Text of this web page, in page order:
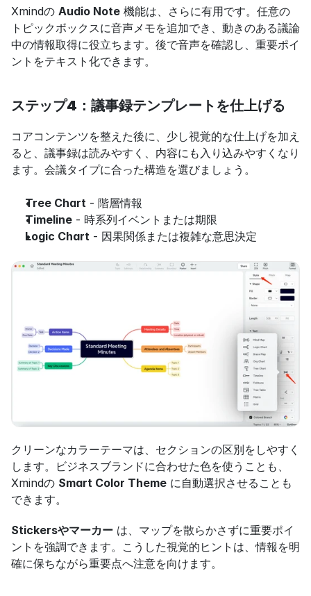
Xmindの Audio Note 機能は、さらに有用です。任意の
トピックボックスに音声メモを追加でき、動きのある議論
中の情報取得に役立ちます。後で音声を確認し、重要ポイ
ントをテキスト化できます。
ステップ4：議事録テンプレートを仕上げる
コアコンテンツを整えた後に、少し視覚的な仕上げを加え
ると、議事録は読みやすく、内容にも入り込みやすくなり
ます。会議タイプに合った構造を選びましょう。
Tree Chart - 階層情報
Timeline - 時系列イベントまたは期限
Logic Chart - 因果関係または複雑な意思決定
クリーンなカラーテーマは、セクションの区別をしやすく
します。ビジネスブランドに合わせた色を使うことも、
Xmindの Smart Color Theme に自動選択させることも
できます。
Stickersやマーカー は、マップを散らかさずに重要ポイ
ントを強調できます。こうした視覚的ヒントは、情報を明
確に保ちながら重要点へ注意を向けます。